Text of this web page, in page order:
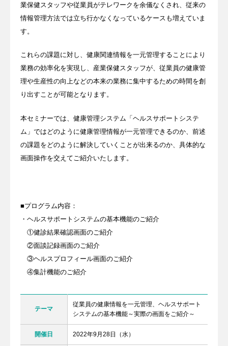
業保健スタッフや従業員がテレワークを余儀なくされ、従来の
情報管理方法では立ち行かなくなっているケースも増えていま
す。
これらの課題に対し、健康関連情報を一元管理することにより
業務の効率化を実現し、産業保健スタッフが、従業員の健康管
理や生産性の向上などの本来の業務に集中するための時間を創
り出すことが可能となります。
本セミナーでは、健康管理システム「ヘルスサポートシステ
ム」ではどのように健康管理情報が一元管理できるのか、前述
の課題をどのように解決していくことが出来るのか、具体的な
画面操作を交えてご紹介いたします。
■プログラム内容：
・ヘルスサポートシステムの基本機能のご紹介
①健診結果確認画面のご紹介
②面談記録画面のご紹介
③ヘルスプロフィール画面のご紹介
④集計機能のご紹介
テーマ
従業員の健康情報を一元管理、ヘルスサポート
システムの基本機能～実際の画面をご紹介～
開催日 2022年9月28日（水）